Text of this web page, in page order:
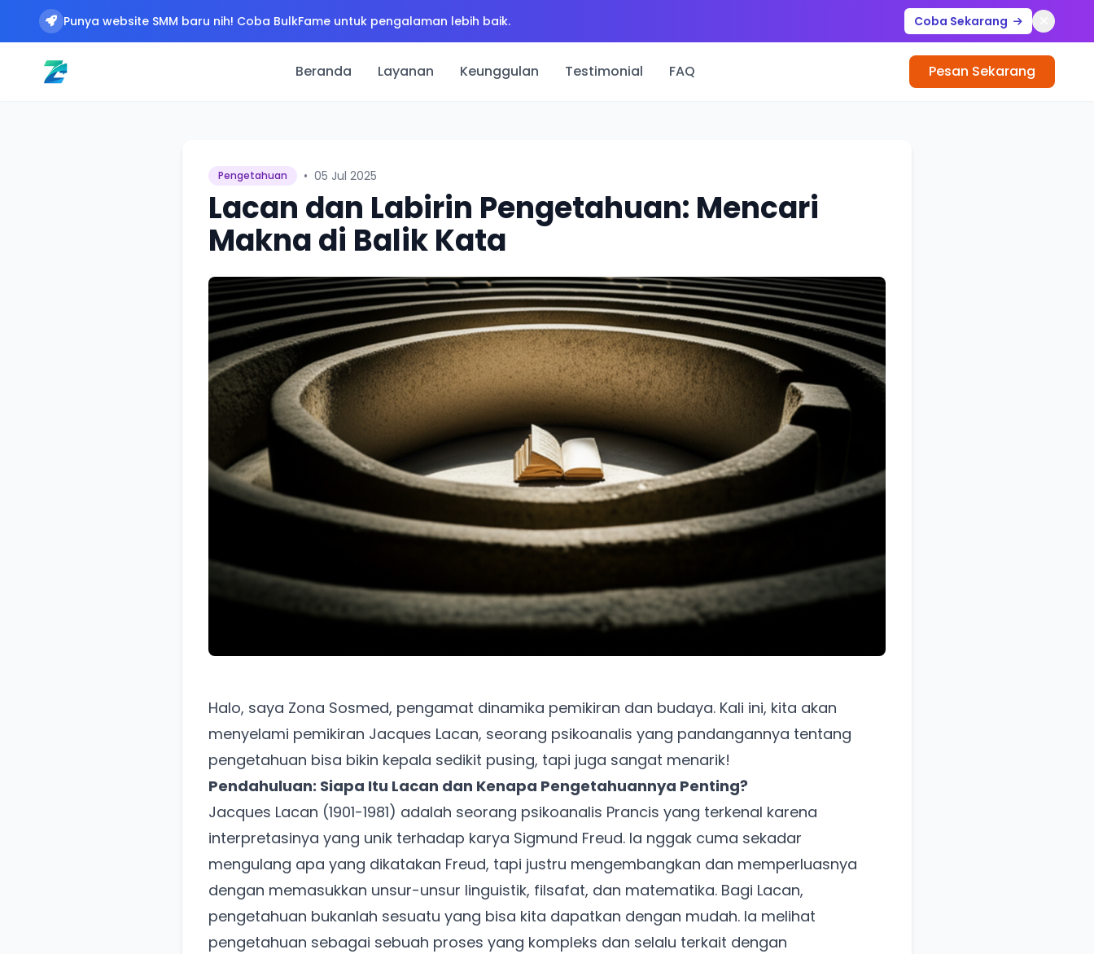
Punya website SMM baru nih! Coba BulkFame untuk pengalaman lebih baik. Coba Sekarang
Beranda Layanan Keunggulan Testimonial FAQ Pesan Sekarang
Pengetahuan • 05 Jul 2025
Lacan dan Labirin Pengetahuan: Mencari
Makna di Balik Kata
Halo, saya Zona Sosmed, pengamat dinamika pemikiran dan budaya. Kali ini, kita akan
menyelami pemikiran Jacques Lacan, seorang psikoanalis yang pandangannya tentang
pengetahuan bisa bikin kepala sedikit pusing, tapi juga sangat menarik!
Pendahuluan: Siapa Itu Lacan dan Kenapa Pengetahuannya Penting?
Jacques Lacan (1901-1981) adalah seorang psikoanalis Prancis yang terkenal karena
interpretasinya yang unik terhadap karya Sigmund Freud. Ia nggak cuma sekadar
mengulang apa yang dikatakan Freud, tapi justru mengembangkan dan memperluasnya
dengan memasukkan unsur-unsur linguistik, filsafat, dan matematika. Bagi Lacan,
pengetahuan bukanlah sesuatu yang bisa kita dapatkan dengan mudah. Ia melihat
pengetahuan sebagai sebuah proses yang kompleks dan selalu terkait dengan